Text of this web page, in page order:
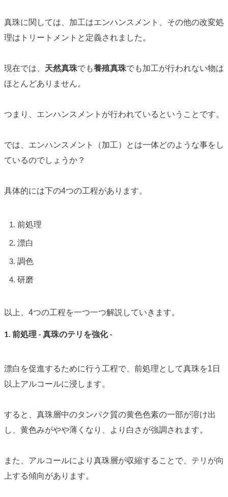
真珠に関しては、 加工はエンハンスメント 、その他の改変処
理は トリートメント と定義されました。
現在では、 天然真珠でも養殖真珠でも加工が行われない物は
ほとんどありません。
つまり、 エンハンスメント が行われているということです。
では、エンハンスメント（加工）とは一体どのような事をし
ているのでしょうか？
具体的には下の4つの工程があります。
前処理
漂白
調色
研磨
以上、4つの工程を一つ一つ解説していきます。
1. 前処理 - 真珠のテリを強化 -
漂白を促進するために行う工程で、前処理として真珠を1日
以上アルコールに浸します。
すると、真珠層中のタンパク質の黄色色素の一部が溶け出
し、黄色みがやや薄くなり、より白さが強調されます。
また、アルコールにより真珠層が収縮することで、 テリ が向
上する傾向があります。